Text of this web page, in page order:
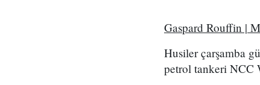
Gaspard Rouffin |
Husiler çarşamba
petrol tankeri NCC